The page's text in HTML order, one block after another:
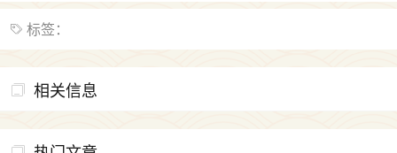
标签：
相关信息